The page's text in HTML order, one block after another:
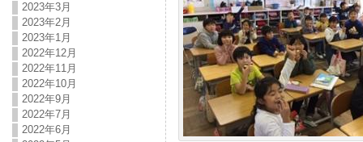
2023年3月
2023年2月
2023年1月
2022年12月
2022年11月
2022年10月
2022年9月
2022年7月
2022年6月